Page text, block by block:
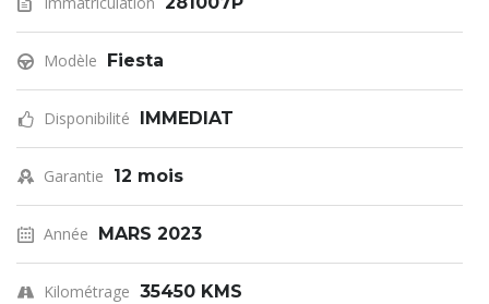
Modèle Fiesta
Disponibilité IMMEDIAT
Garantie 12 mois
Année MARS 2023
Kilométrage 35450 KMS